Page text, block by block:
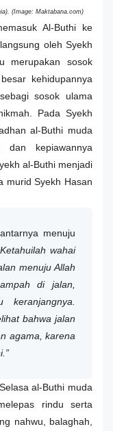
(Image: Maktabana.com)
Al-Buthi ke
oleh Syekh
merupakan sosok
kehidupannya
sosok ulama
Pada Syekh
al-Buthi muda
dan kepiawannya
al-Buthi menjadi
murid Syekh Hasan
menuju
wahai
menuju Allah
di jalan,
bahwa jalan
agama, karena
al-Buthi muda
rindu serta
nahwu, balaghah,